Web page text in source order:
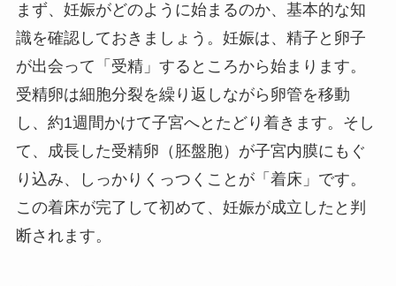
まず、妊娠がどのように始まるのか、基本的な知
識を確認しておきましょう。妊娠は、精子と卵子
が出会って「受精」するところから始まります。
受精卵は細胞分裂を繰り返しながら卵管を移動
し、約1週間かけて子宮へとたどり着きます。そし
て、成長した受精卵（胚盤胞）が子宮内膜にもぐ
り込み、しっかりくっつくことが「着床」です。
この着床が完了して初めて、妊娠が成立したと判
断されます。